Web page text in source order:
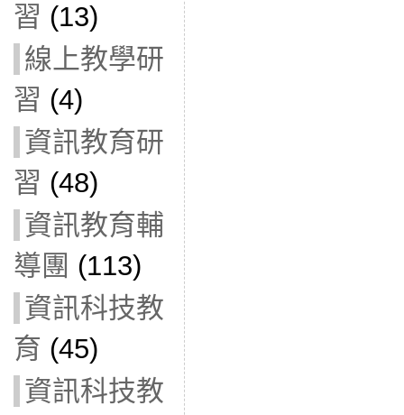
習 (13)
線上教學研
習 (4)
資訊教育研
習 (48)
資訊教育輔
導團 (113)
資訊科技教
育 (45)
資訊科技教